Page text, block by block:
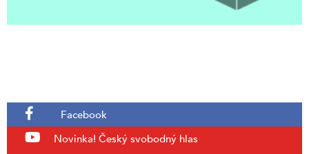
Facebook
Novinka! Český svobodný hlas